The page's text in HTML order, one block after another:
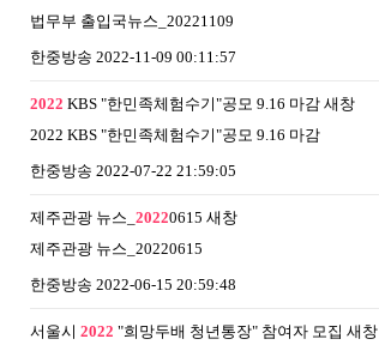
법무부 출입국뉴스_20221109
한중방송 2022-11-09 00:11:57
2022 KBS "한민족체험수기"공모 9.16 마감 새창
2022 KBS "한민족체험수기"공모 9.16 마감
한중방송 2022-07-22 21:59:05
제주관광 뉴스_ 20220615 새창
제주관광 뉴스_20220615
한중방송 2022-06-15 20:59:48
서울시 2022 "희망두배 청년통장" 참여자 모집 새창